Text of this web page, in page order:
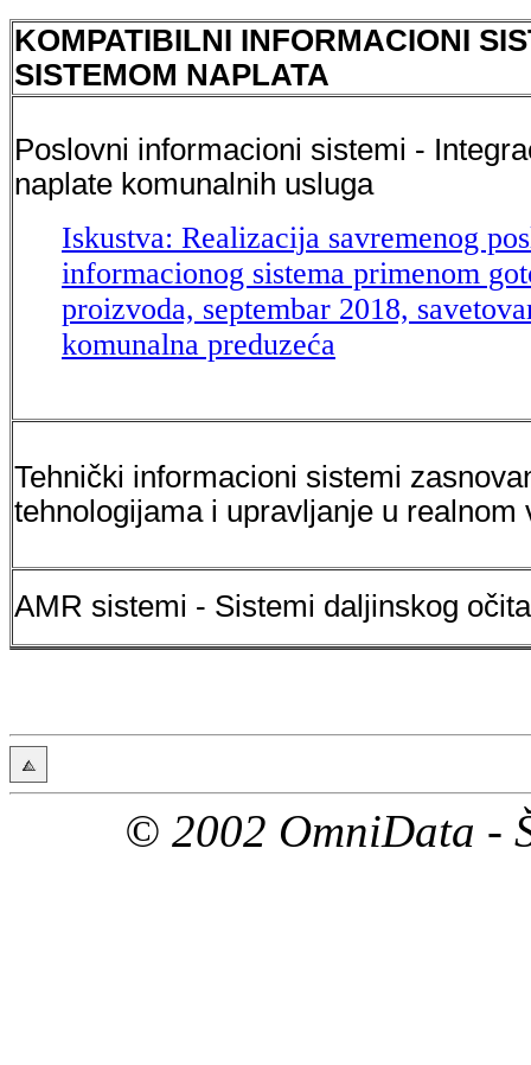
KOMPATIBILNI INFORMACIONI
SISTEMOM NAPLATA
Poslovni informacioni sistemi -
naplate komunalnih usluga
Iskustva: Realizacija savremenog
informacionog sistema primenom
proizvoda, septembar 2018,
komunalna preduzeća
Tehnički informacioni sistemi
tehnologijama i upravljanje u realnom
AMR sistemi - Sistemi daljinskog
© 2002 OmniData -